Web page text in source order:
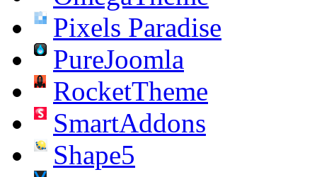
Pixels Paradise
PureJoomla
RocketTheme
SmartAddons
Shape5